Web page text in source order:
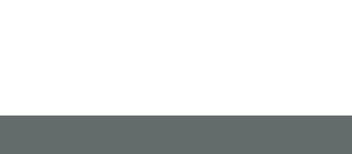
Paradyż Classica Palazzo -